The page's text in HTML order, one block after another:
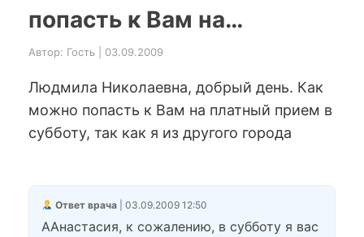
попасть к Вам на…
Автор: Гость | 03.09.2009
Людмила Николаевна, добрый день. Как
можно попасть к Вам на платный прием в
субботу, так как я из другого города
Ответ врача| 03.09.2009 12:50
ААнастасия, к сожалению, в субботу я вас